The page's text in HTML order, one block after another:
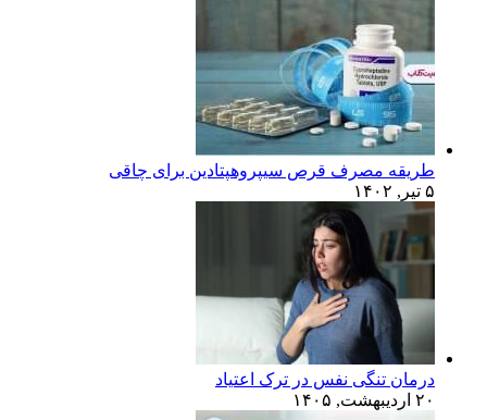
طریقه مصرف قرص سیپروهپتادین برای چاقی
۵ تیر, ۱۴۰۲
درمان تنگی نفس در ترک اعتیاد
۲۰ اردیبهشت, ۱۴۰۵